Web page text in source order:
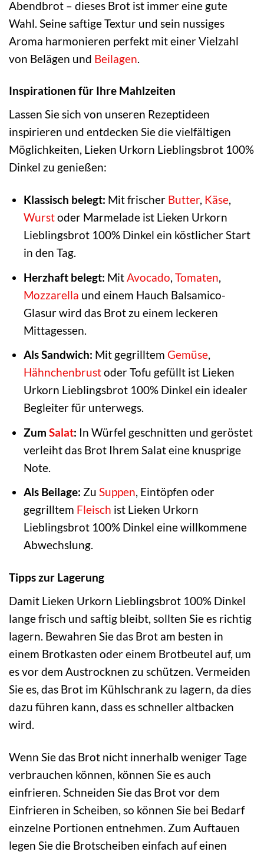
Abendbrot – dieses Brot ist immer eine gute
Wahl. Seine saftige Textur und sein nussiges
Aroma harmonieren perfekt mit einer Vielzahl
von Belägen und Beilagen
Inspirationen für Ihre Mahlzeiten
Lassen Sie sich von unseren Rezeptideen
inspirieren und entdecken Sie die vielfältigen
Möglichkeiten, Lieken Urkorn Lieblingsbrot 100%
Dinkel zu genießen:
Klassisch belegt: Mit frischer Butter, Käse,
Wurstoder Marmelade ist Lieken Urkorn
Lieblingsbrot 100% Dinkel ein köstlicher Start
in den Tag.
Herzhaft belegt: Mit Avocado Tomaten
Mozzarella und einem Hauch Balsamico-
Glasur wird das Brot zu einem leckeren
Mittagessen.
Als Sandwich: Mit gegrilltem Gemüse,
Hähnchenbrustoder Tofu gefüllt ist Lieken
Urkorn Lieblingsbrot 100% Dinkel ein idealer
Begleiter für unterwegs.
Zum Salat: In Würfel geschnitten und geröstet
verleiht das Brot Ihrem Salat eine knusprige
Note.
Als Beilage: Zu Suppen, Eintöpfen oder
gegrilltem Fleisch ist Lieken Urkorn
Lieblingsbrot 100% Dinkel eine willkommene
Abwechslung.
Tipps zur Lagerung
Damit Lieken Urkorn Lieblingsbrot 100% Dinkel
lange frisch und saftig bleibt, sollten Sie es richtig
lagern. Bewahren Sie das Brot am besten in
einem Brotkasten oder einem Brotbeutel auf, um
es vor dem Austrocknen zu schützen. Vermeiden
Sie es, das Brot im Kühlschrank zu lagern, da dies
dazu führen kann, dass es schneller altbacken
wird.
Wenn Sie das Brot nicht innerhalb weniger Tage
verbrauchen können, können Sie es auch
einfrieren. Schneiden Sie das Brot vor dem
Einfrieren in Scheiben, so können Sie bei Bedarf
einzelne Portionen entnehmen. Zum Auftauen
legen Sie die Brotscheiben einfach auf einen